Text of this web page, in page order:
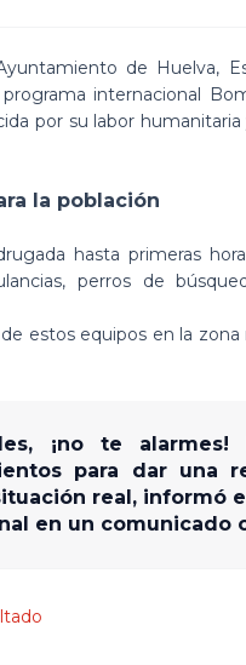
de Huelva,
internacional
por su labor
la población
hasta primeras
perros de
estos equipos en la
¡no te alarmes!
para dar una
real, informó
en un comunicado